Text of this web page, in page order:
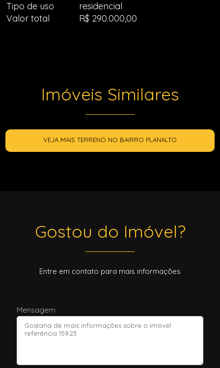
Tipo de uso
residencial
Valor total
R$ 290.000,00
Imóveis Similares
VEJA MAIS TERRENO NO BAIRRO PLANALTO
Gostou do Imóvel?
Entre em contato para mais informações
Mensagem